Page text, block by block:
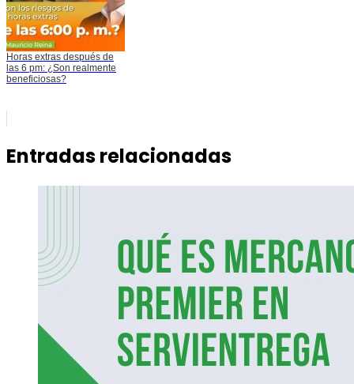
Horas extras después de
las 6 pm: ¿Son realmente
beneficiosas?
Entradas relacionadas